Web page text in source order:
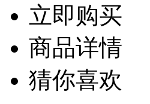
立即购买
商品详情
猜你喜欢